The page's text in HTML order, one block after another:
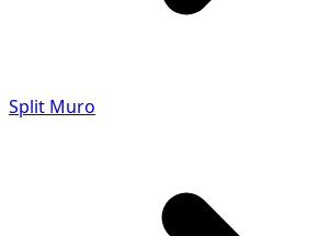
Split Muro